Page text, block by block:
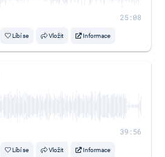
25:08
Líbí se Vložit Informace
39:56
Líbí se Vložit Informace